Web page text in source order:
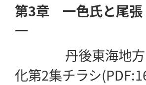
第3章 一色氏と尾張
一
丹後東海地
化第2集チラシ